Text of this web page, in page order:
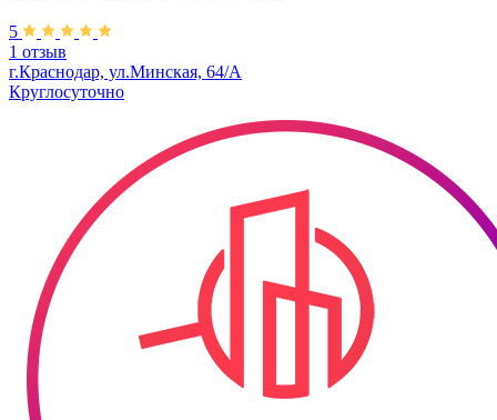
5
1 отзыв
г.Краснодар, ул.Минская, 64/А
Круглосуточно